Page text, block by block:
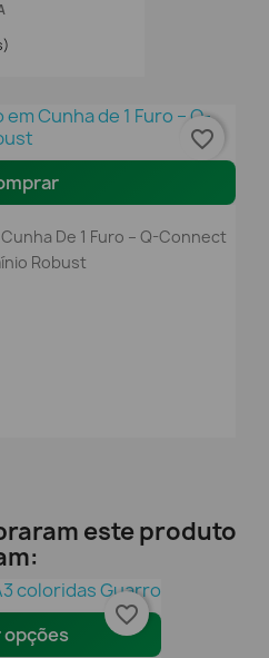
De 1 Furo – Q-Connect
Robust
favorite_border
este produto
opções
favorite_border